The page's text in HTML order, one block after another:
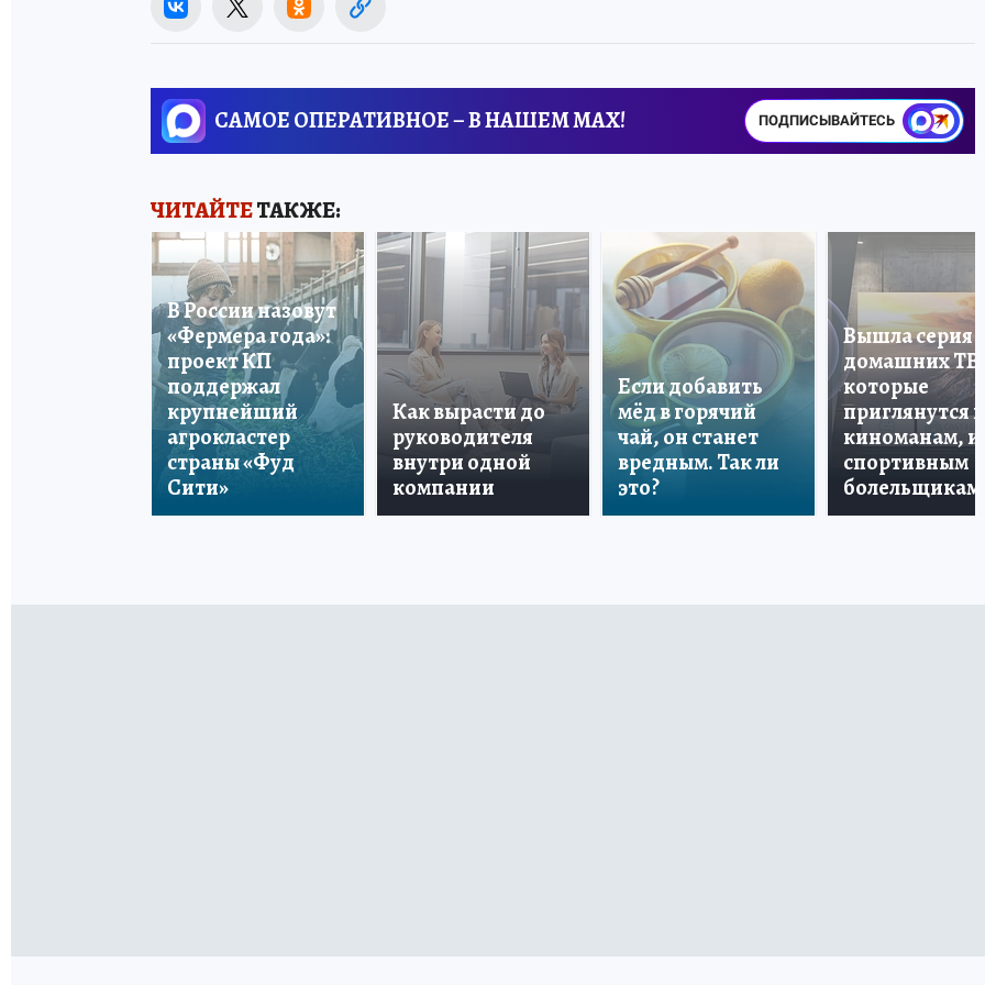
САМОЕ ОПЕРАТИВНОЕ – В НАШЕМ MAX! ПОДПИСЫВАЙТЕСЬ
ЧИТАЙТЕТАКЖЕ:
В России назовут
«Фермера года»:
проект КП
поддержал
крупнейший
агрокластер
страны «Фуд
Сити»
Как вырасти до
руководителя
внутри одной
компании
Если добавить
мёд в горячий
чай, он станет
вредным. Так ли
это?
Вышла серия
домашних ТВ,
которые
приглянутся и
киноманам, и
спортивным
болельщикам